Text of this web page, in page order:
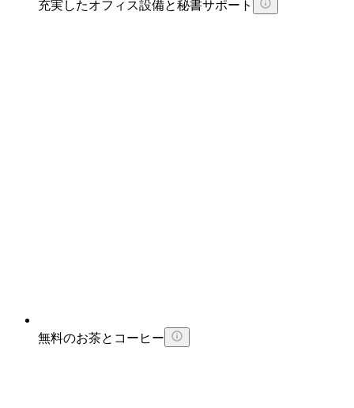
充実したオフィス設備と秘書サポート
無料のお茶とコーヒー